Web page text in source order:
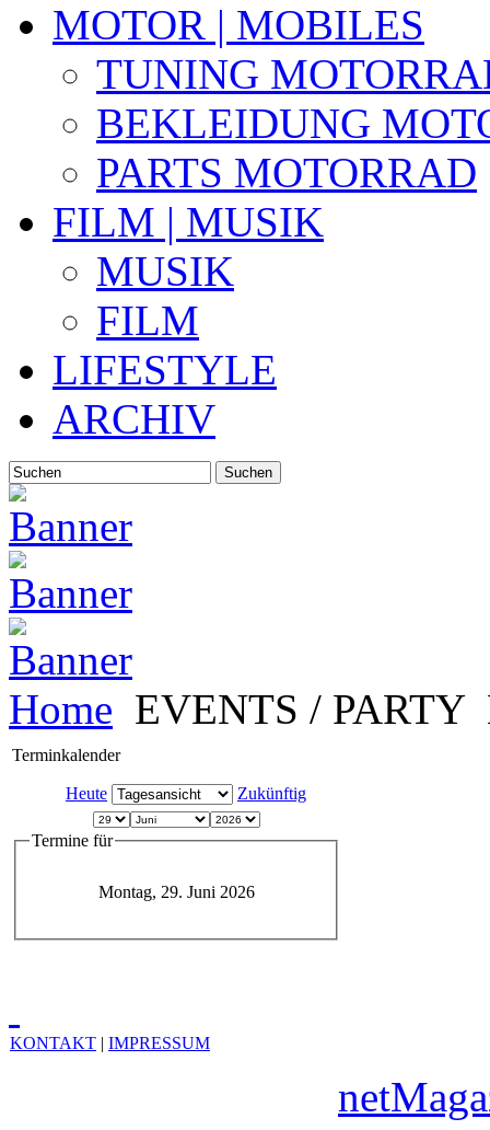
MOTOR | MOBILES
TUNING
BEKLEIDUNG
PARTS MOTORRAD
FILM | MUSIK
MUSIK
FILM
LIFESTYLE
ARCHIV
Suchen
Home EVENTS / PARTY
Terminkalender
Heute Zukünftig
Termine für
Montag, 29. Juni 2026
KONTAKT | IMPRESSUM